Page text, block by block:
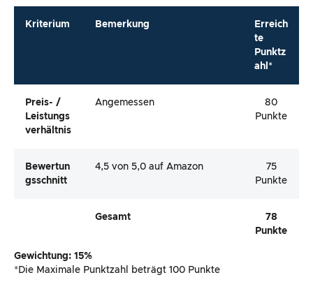
Kriterium Bemerkung
Erreich
te
Punktz
ahl*
Preis- /
Leistungs
Verhältnis
Angemessen
80
Punkte
Bewertun
Gsschnitt
4,5 von 5,0 auf Amazon
75
Punkte
Gesamt
78
Punkte
Gewichtung: 15%
*Die Maximale Punktzahl beträgt 100 Punkte